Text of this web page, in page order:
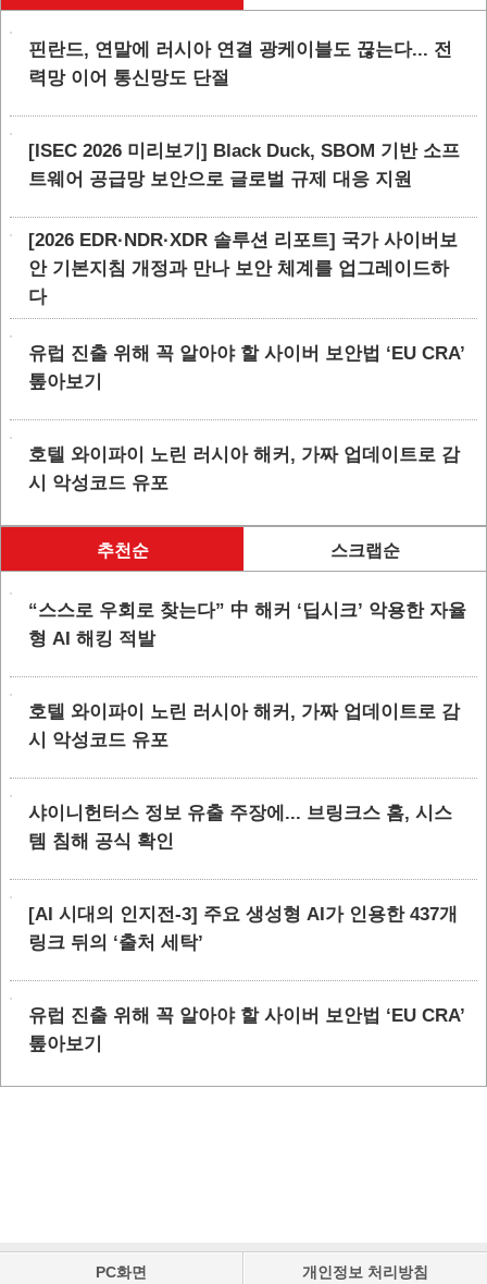
핀란드, 연말에 러시아 연결 광케이블도 끊는다... 전
력망 이어 통신망도 단절
[ISEC 2026 미리보기] Black Duck, SBOM 기반 소프
트웨어 공급망 보안으로 글로벌 규제 대응 지원
[2026 EDR·NDR·XDR 솔루션 리포트] 국가 사이버보
안 기본지침 개정과 만나 보안 체계를 업그레이드하
다
유럽 진출 위해 꼭 알아야 할 사이버 보안법 ‘EU CRA’
톺아보기
호텔 와이파이 노린 러시아 해커, 가짜 업데이트로 감
시 악성코드 유포
추천순 스크랩순
“스스로 우회로 찾는다” 中 해커 ‘딥시크’ 악용한 자율
형 AI 해킹 적발
호텔 와이파이 노린 러시아 해커, 가짜 업데이트로 감
시 악성코드 유포
샤이니헌터스 정보 유출 주장에... 브링크스 홈, 시스
템 침해 공식 확인
[AI 시대의 인지전-3] 주요 생성형 AI가 인용한 437개
링크 뒤의 ‘출처 세탁’
유럽 진출 위해 꼭 알아야 할 사이버 보안법 ‘EU CRA’
톺아보기
PC화면 개인정보 처리방침